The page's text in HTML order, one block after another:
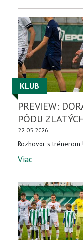
KLUB
PREVIEW:
PÔDU
22.05.2026
Rozhovor s trénerom
Viac